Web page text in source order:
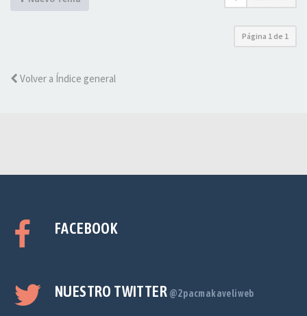
Página 1 de 1
Volver a Índice general
FACEBOOK
NUESTRO TWITTER @2pacmakaveliweb